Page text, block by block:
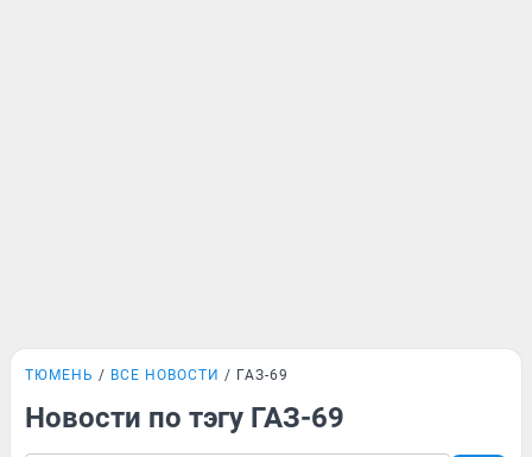
ТЮМЕНЬ ВСЕ НОВОСТИ ГАЗ-69
Новости по тэгу ГАЗ-69